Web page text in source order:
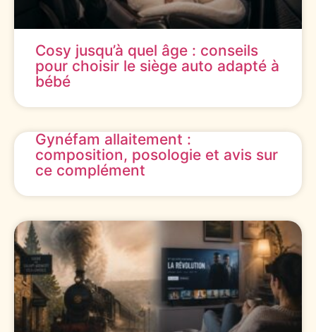
Cosy jusqu’à quel âge : conseils
pour choisir le siège auto adapté à
bébé
Gynéfam allaitement :
composition, posologie et avis sur
ce complément